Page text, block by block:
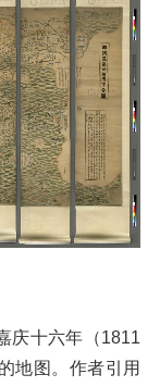
庆十六年（1811
地图。作者引用